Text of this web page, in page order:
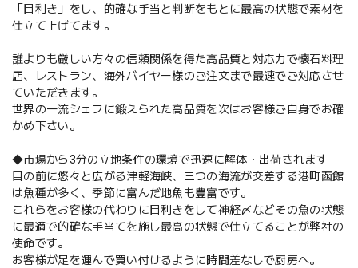
「目利き」をし、的確な手当と判断をもとに最高の状態で素材を
仕立て上げてます。
誰よりも厳しい方々の信頼関係を得た高品質と対応力で懐石料理
店、レストラン、海外バイヤー様のご注文まで最速でご対応させ
ていただきます。
世界の一流シェフに鍛えられた高品質を次はお客様ご自身でお確
かめ下さい。
◆市場から3分の立地条件の環境で迅速に解体・出荷されます
目の前に悠々と広がる津軽海峡、三つの海流が交差する港町函館
は魚種が多く、季節に富んだ地魚も豊富です。
これらをお客様の代わりに目利きをして神経〆などその魚の状態
に最適で的確な手当てを施し最高の状態で仕立てることが弊社の
使命です。
お客様が足を運んで買い付けるように時間差なしで厨房へ。